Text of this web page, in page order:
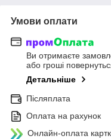
Умови оплати
Ви отримаєте
або гроші
Детальніше
Післяплата
Оплата на рахунок
Онлайн-оплата